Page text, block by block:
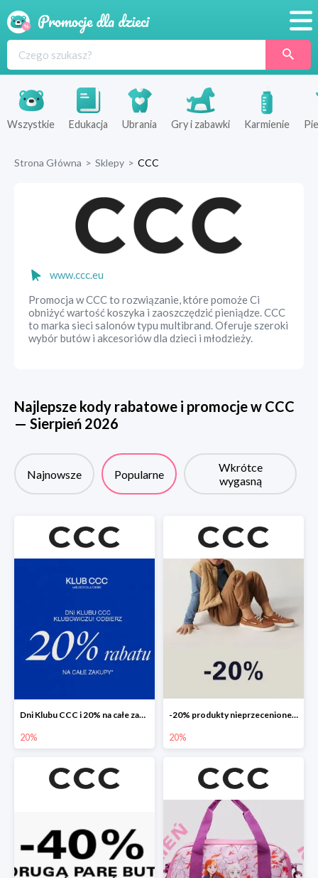
Produkty
Sklepy
Wszystkie Edukacja Ubrania Gry i zabawki Karmienie
Strona Główna > Sklepy > CCC
www.ccc.eu
Promocja w CCC to rozwiązanie, które pomoże Ci
obniżyć wartość koszyka i zaoszczędzić pieniądze. CCC
to marka sieci salonów typu multibrand. Oferuje szeroki
wybór butów i akcesoriów dla dzieci i młodzieży.
Najlepsze kody rabatowe i promocje w CCC
— Sierpień 2026
Najnowsze Popularne
Wkrótce
wygasną
Dni Klubu CCC i 20% na całe zakupy
20%
-20% produkty nieprzecenione 🌼🌷
20%